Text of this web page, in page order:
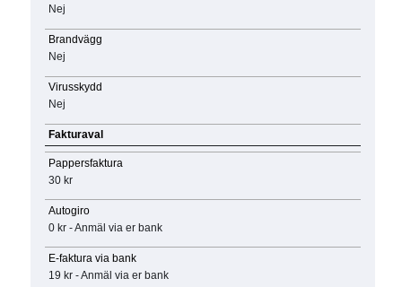
Nej
Brandvägg
Nej
Virusskydd
Nej
Fakturaval
Pappersfaktura
30 kr
Autogiro
0 kr - Anmäl via er bank
E-faktura via bank
19 kr - Anmäl via er bank